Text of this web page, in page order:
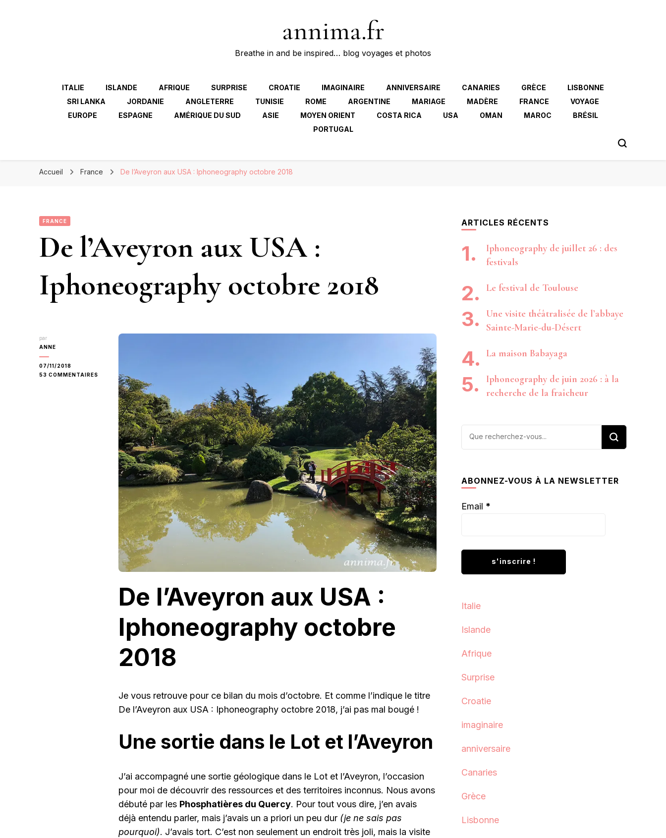
annima.fr
Breathe in and be inspired… blog voyages et photos
ITALIE ISLANDE AFRIQUE SURPRISE CROATIE IMAGINAIRE ANNIVERSAIRE CANARIES GRÈCE
LISBONNE
SRI LANKA
JORDANIE ANGLETERRE TUNISIE ROME ARGENTINE MARIAGE MADÈRE FRANCE
VOYAGE
EUROPE
ESPAGNE AMÉRIQUE DU SUD ASIE MOYEN ORIENT COSTA RICA USA OMAN MAROC
BRÉSIL
PORTUGAL
Accueil France De l’Aveyron aux USA : Iphoneography octobre 2018
FRANCE
De l’Aveyron aux USA :
Iphoneography octobre 2018
par
ANNE
07/11/2018
53 COMMENTAIRES
L’AVEYRON
IPHONEOGRAPHY
OCTOBRE
De l’Aveyron aux USA :
Iphoneography octobre
2018
Je vous retrouve pour ce bilan du mois d’octobre. Et comme l’indique le titre
De l’Aveyron aux USA : Iphoneography octobre 2018, j’ai pas mal bougé !
Une sortie dans le Lot et l’Aveyron
J’ai accompagné une sortie géologique dans le Lot et l’Aveyron, l’occasion
pour moi de découvrir des ressources et des territoires inconnus. Nous avons
débuté par les Phosphatières du Quercy. Pour tout vous dire, j’en avais
déjà entendu parler, mais j’avais un a priori un peu dur (je ne sais pas
pourquoi). J’avais tort. C’est non seulement un endroit très joli, mais la visite
ARTICLES RÉCENTS
Iphoneography de juillet 26 : des
festivals
Le festival de Toulouse
Une visite théâtralisée de l’abbaye
Sainte-Marie-du-Désert
La maison Babayaga
Iphoneography de juin 2026 : à la
recherche de la fraîcheur
Vous
ABONNEZ-VOUS À LA NEWSLETTER
Email *
Italie
Islande
Afrique
Surprise
Croatie
imaginaire
anniversaire
Canaries
Grèce
Lisbonne